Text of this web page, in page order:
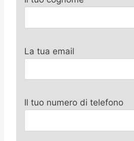
La tua email
Il tuo numero di telefono